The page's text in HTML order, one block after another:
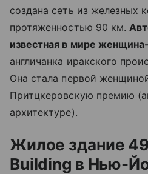
создана сеть из железных
протяженностью 90 км.
известная в мире
англичанка иракского
Она стала первой
Притцкеровскую премию
архитектуре).
Жилое здание
Building в Нью-